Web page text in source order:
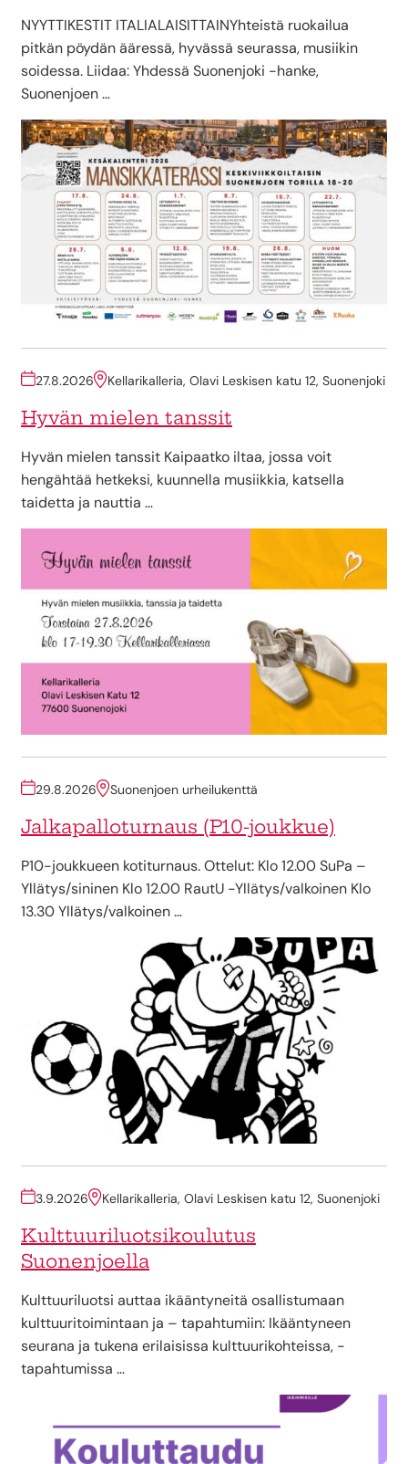
NYYTTIKESTIT ITALIALAISITTAINYhteistä ruokailua
pitkän pöydän ääressä, hyvässä seurassa, musiikin
soidessa. Liidaa: Yhdessä Suonenjoki -hanke,
Suonenjoen …
27.8.2026 Kellarikalleria, Olavi Leskisen katu 12, Suonenjoki
Hyvän mielen tanssit
Hyvän mielen tanssit Kaipaatko iltaa, jossa voit
hengähtää hetkeksi, kuunnella musiikkia, katsella
taidetta ja nauttia …
29.8.2026 Suonenjoen urheilukenttä
Jalkapalloturnaus (P10-joukkue)
P10-joukkueen kotiturnaus. Ottelut: Klo 12.00 SuPa –
Yllätys/sininen Klo 12.00 RautU -Yllätys/valkoinen Klo
13.30 Yllätys/valkoinen …
3.9.2026 Kellarikalleria, Olavi Leskisen katu 12, Suonenjoki
Kulttuuriluotsikoulutus
Suonenjoella
Kulttuuriluotsi auttaa ikääntyneitä osallistumaan
kulttuuritoimintaan ja – tapahtumiin: Ikääntyneen
seurana ja tukena erilaisissa kulttuurikohteissa, -
tapahtumissa …